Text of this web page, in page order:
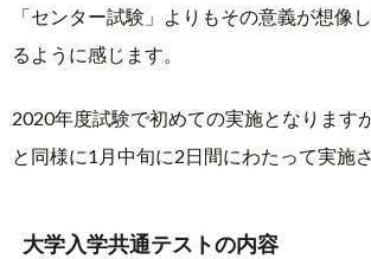
「センター試験」よりもその意義が想像
るように感じます。
2020年度試験で初めての実施となります
と同様に1月中旬に2日間にわたって実施さ
大学入学共通テストの内容